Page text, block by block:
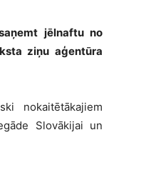
jēlnaftu no
ziņu aģentūra
nokaitētākajiem
Slovākijai un